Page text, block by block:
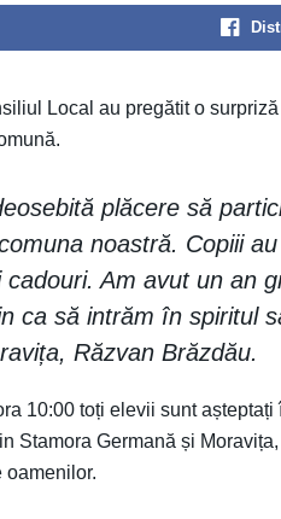
Local au pregătit o
plăcere să
noastră. Copiii
Am avut un an
ca să intrăm în spiritul
Răzvan Brăzdău.
10:00 toți elevii sunt
Stamora Germană și
oamenilor.